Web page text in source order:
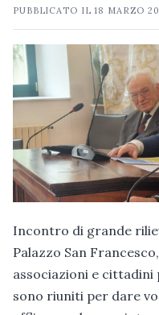
PUBBLICATO IL18 MARZO
Incontro di grande
Palazzo San
associazioni e
sono riuniti per dare